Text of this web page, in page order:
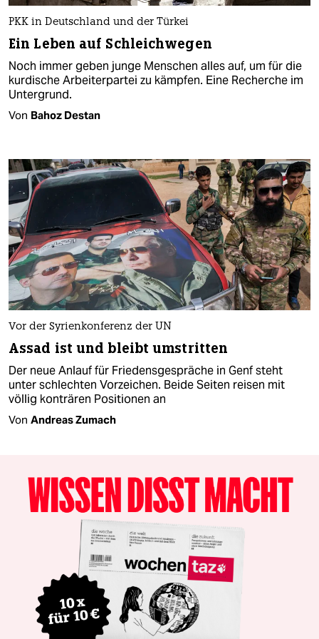
PKK in Deutschland und der Türkei
Ein Leben auf Schleichwegen
Noch immer geben junge Menschen alles auf, um für die
kurdische Arbeiterpartei zu kämpfen. Eine Recherche im
Untergrund.
Von Bahoz Destan
Vor der Syrienkonferenz der UN
Assad ist und bleibt umstritten
Der neue Anlauf für Friedensgespräche in Genf steht
unter schlechten Vorzeichen. Beide Seiten reisen mit
völlig konträren Positionen an
Von Andreas Zumach